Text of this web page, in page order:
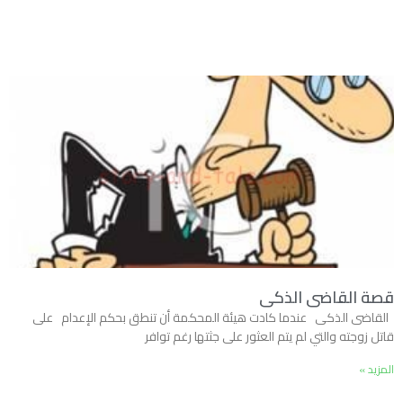
قصة القاضى الذكى
القاضى الذكى عندما كادت هيئة المحكمة أن تنطق بحكم الإعدام على
قاتل زوجته والتي لم يتم العثور على جثتها رغم توافر
المزيد »